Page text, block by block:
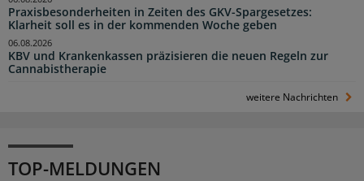
Praxisbesonderheiten in Zeiten des GKV-Spargesetzes:
Klarheit soll es in der kommenden Woche geben
KBV und Krankenkassen präzisieren die neuen Regeln zur
Cannabistherapie
06.08.2026
weitere Nachrichten
TOP-MELDUNGEN